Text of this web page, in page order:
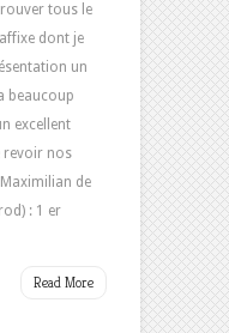
tous le
dont je
un
beaucoup
excellent
revoir nos
de
: 1 er
Read More